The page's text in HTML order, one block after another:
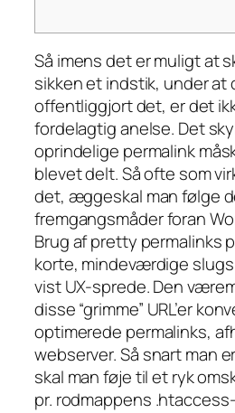
Så imens det er muligt at
sikken et indstik, under at
offentliggjort det, er det
fordelagtig anelse. Det
oprindelige permalink
blevet delt. Så ofte som
det, æggeskal man følge
fremgangsmåder foran
Brug af pretty permalinks
korte, mindeværdige
vist UX-sprede.Den
disse “grimme” URL’er
optimerede permalinks,
webserver. Så snart man
skal man føje til et ryk
pr. rodmappens